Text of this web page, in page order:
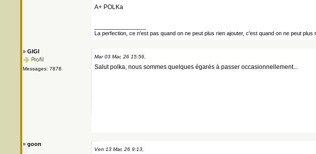
A+ POLKa
La perfection, ce n'est pas quand on ne peut plus rien ajouter, c'est quand on ne peut plus
» GIGI
Messages: 7878
Mar 03 Mar, 26 15:56,
Salut polka, nous sommes quelques égarés à passer occasionnellement...
» goon
Ven 13 Mar, 26 9:13,